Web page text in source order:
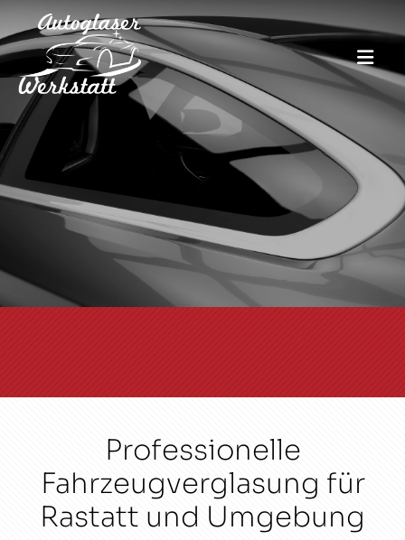
Zum Inhalt springen
Professionelle
Fahrzeugverglasung für
Rastatt und Umgebung